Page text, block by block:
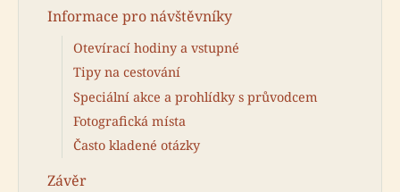
Informace pro návštěvníky
Otevírací hodiny a vstupné
Tipy na cestování
Speciální akce a prohlídky s průvodcem
Fotografická místa
Často kladené otázky
Závěr